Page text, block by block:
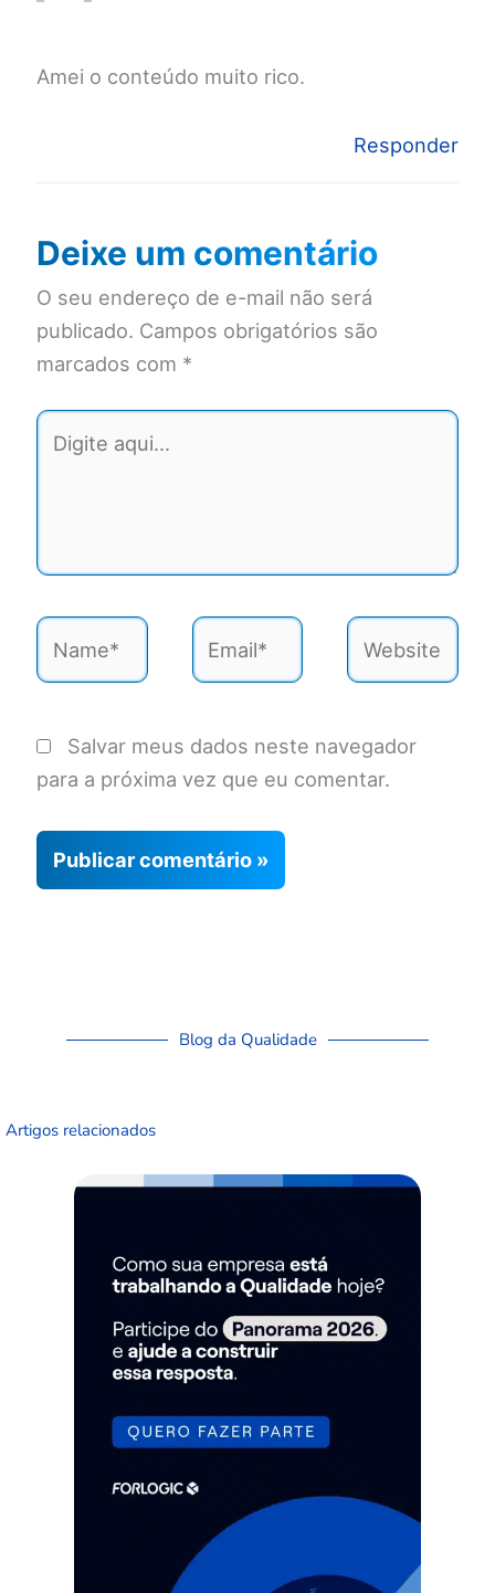
Amei o conteúdo muito rico.
Responder
Deixe um comentário
O seu endereço de e-mail não será
publicado. Campos obrigatórios são
marcados com *
Digite
aqui...
Name* Email* Website
Salvar meus dados neste navegador
para a próxima vez que eu comentar.
Blog da Qualidade
Artigos relacionados